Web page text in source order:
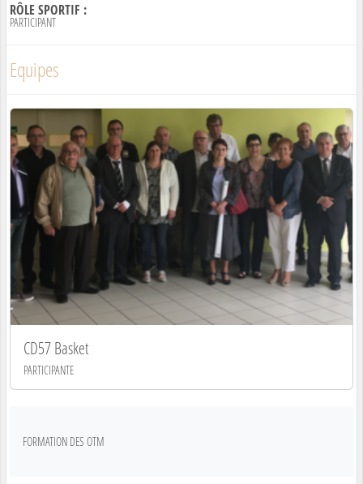
RÔLE SPORTIF :
PARTICIPANT
Equipes
CD57 Basket
PARTICIPANTE
FORMATION DES OTM